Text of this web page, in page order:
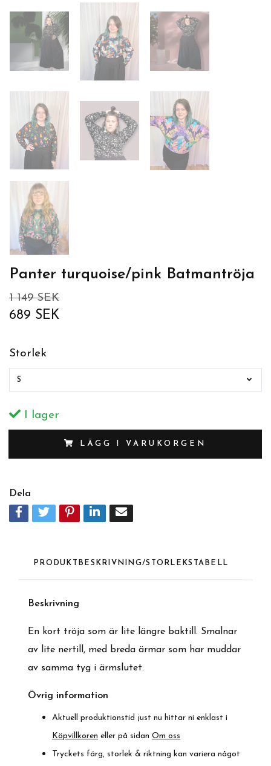
Panter turquoise/pink Batmantröja
1 149 SEK
689 SEK
Storlek
S
I lager
LÄGG I VARUKORGEN
Dela
PRODUKTBESKRIVNING/STORLEKSTABELL
Beskrivning
En kort tröja som är lite längre baktill. Smalnar
av lite nertill, med breda ärmar som har muddar
av samma tyg i ärmslutet.
Övrig information
Aktuell produktionstid just nu hittar ni enklast i
Köpvillkoren eller på sidan Om oss
Tryckets färg, storlek & riktning kan variera något